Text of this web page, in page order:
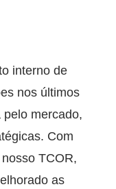
interno de
nos últimos
mercado,
Com
TCOR,
as